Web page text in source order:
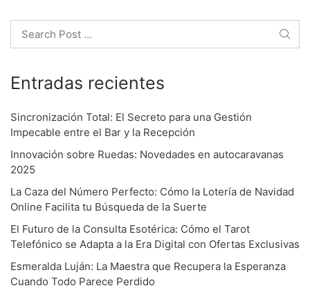
o
Entradas recientes
Sincronización Total: El Secreto para una Gestión
Impecable entre el Bar y la Recepción
Innovación sobre Ruedas: Novedades en autocaravanas
2025
La Caza del Número Perfecto: Cómo la Lotería de Navidad
Online Facilita tu Búsqueda de la Suerte
El Futuro de la Consulta Esotérica: Cómo el Tarot
Telefónico se Adapta a la Era Digital con Ofertas Exclusivas
Esmeralda Luján: La Maestra que Recupera la Esperanza
Cuando Todo Parece Perdido